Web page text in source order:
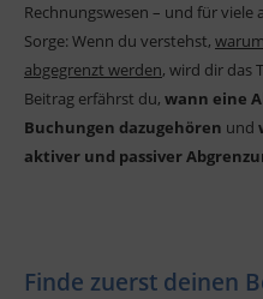
Rechnungswesen – und für
Sorge: Wenn du verstehst,
abgegrenzt werden, wird dir das
Beitrag erfährst du, wann eine
Buchungen dazugehören und
aktiver und passiver
Finde zuerst deinen